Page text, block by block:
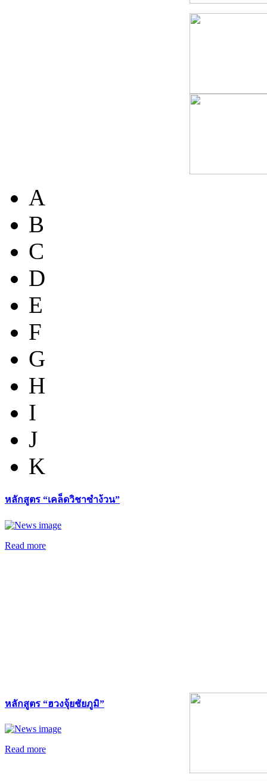
A
B
C
D
E
F
G
H
I
J
K
หลักสูตร “เคล็ดวิชาซำง้วน”
Read more
หลักสูตร “ฮวงจุ้ยชัยภูมิ”
Read more